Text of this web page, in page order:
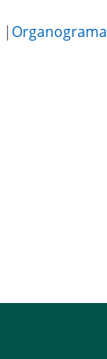
| Organograma